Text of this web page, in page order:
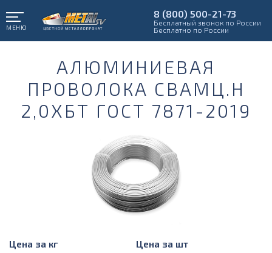
МЕНЮ
8 (800) 500-21-73
Бесплатный звонок по России
Бесплатно по России
АЛЮМИНИЕВАЯ
ПРОВОЛОКА СВАМЦ.Н
2,0ХБТ ГОСТ 7871-2019
Цена за кг Цена за шт